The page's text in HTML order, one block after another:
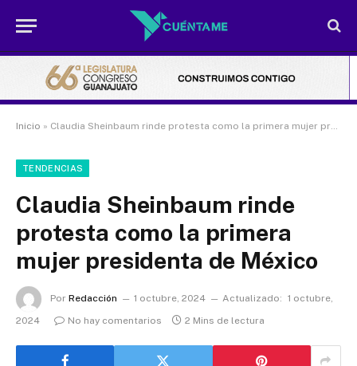
Inicio » Claudia Sheinbaum rinde protesta como la primera mujer presidenta de México
TENDENCIAS
Claudia Sheinbaum rinde
protesta como la primera
mujer presidenta de México
Por Redacción 1 octubre, 2024 Actualizado: 1 octubre,
2024
No hay comentarios 2 Mins de lectura